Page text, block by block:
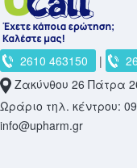
2610 463150 |
Ζακύνθου 26 Πάτρα
Ωράριο τηλ. κέντρου:
info@upharm.gr